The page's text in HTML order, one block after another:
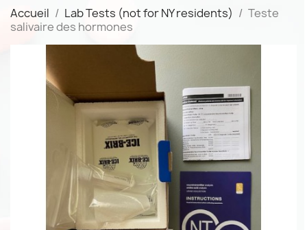
Accueil Lab Tests (not for NY residents)
Teste
salivaire des hormones